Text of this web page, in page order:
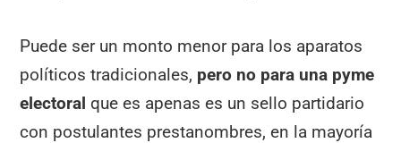
Puede ser un monto menor para los aparatos
políticos tradicionales, pero no para una pyme
electoral que es apenas es un sello partidario
con postulantes prestanombres, en la mayoría